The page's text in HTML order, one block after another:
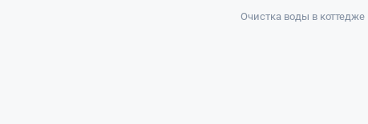
Очистка воды в коттедже